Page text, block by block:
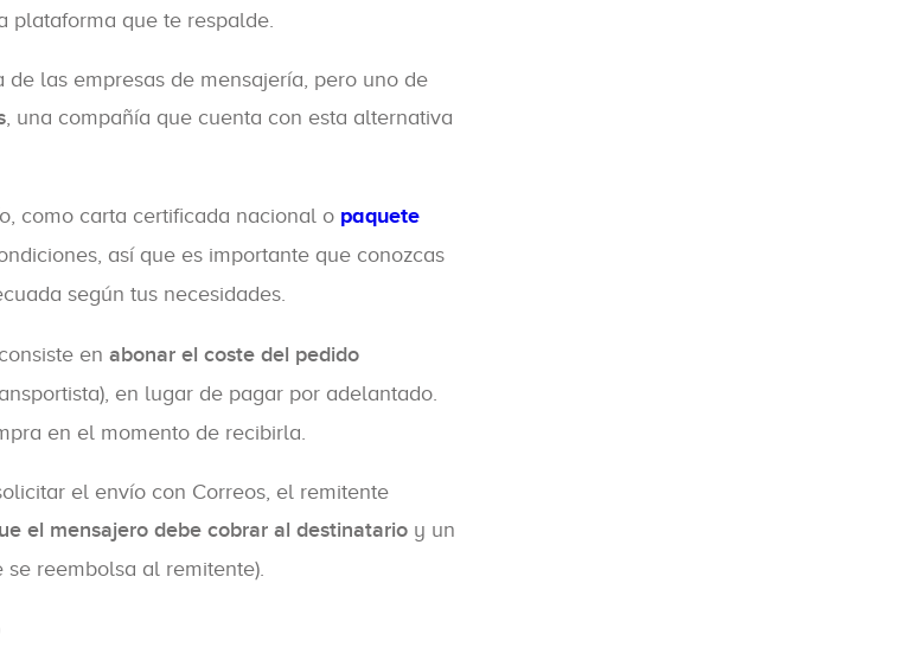
plataforma que te respalde.
las empresas de mensajería, pero uno de
, una compañía que cuenta con esta alternativa
como carta certificada nacional o paquete
así que es importante que conozcas
según tus necesidades.
en abonar el coste del pedido
en lugar de pagar por adelantado.
en el momento de recibirla.
el envío con Correos, el remitente
el mensajero debe cobrar al destinatario y un
reembolsa al remitente).